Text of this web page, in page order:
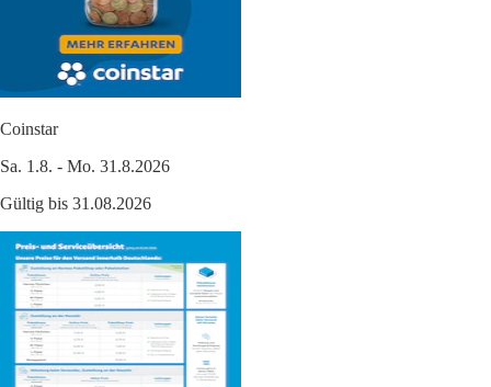
Coinstar
Sa. 1.8. - Mo. 31.8.2026
Gültig bis 31.08.2026